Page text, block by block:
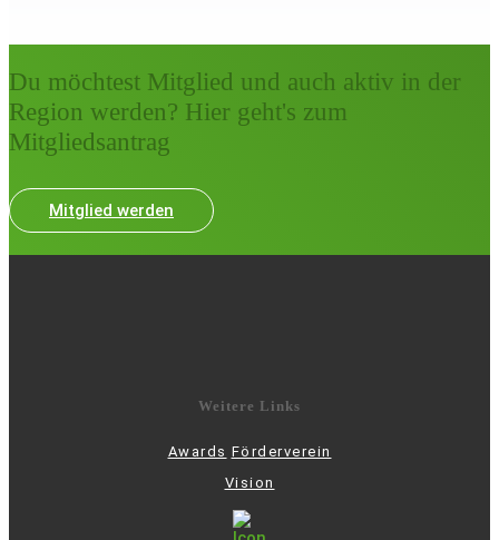
Du möchtest Mitglied und auch aktiv in der
Region werden? Hier geht's zum
Mitgliedsantrag
Mitglied werden
Weitere Links
Awards Förderverein
Vision